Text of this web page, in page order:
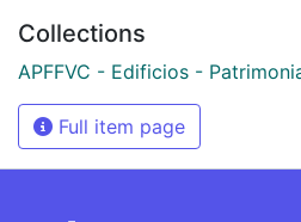
Collections
APFFVC - Edificios -
Full item page